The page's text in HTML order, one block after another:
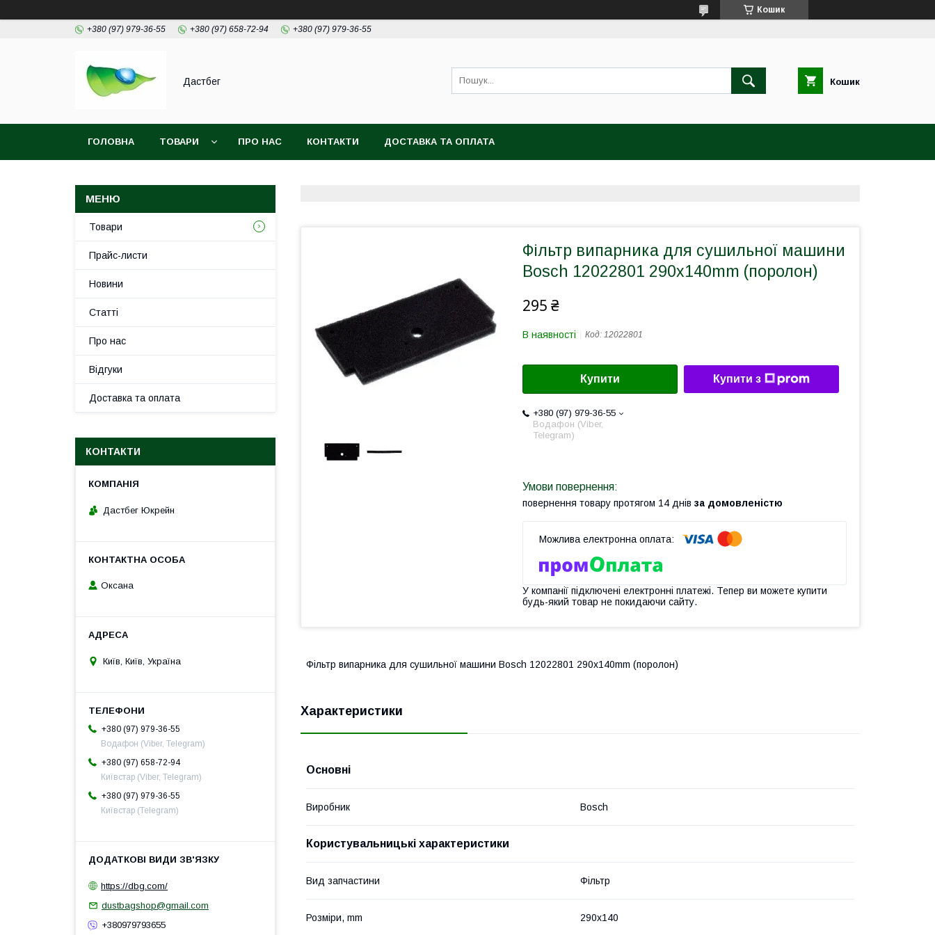
Кошик
+380 (97) 979-36-55 +380 (97) 658-72-94 +380 (97) 979-36-55
Дастбег Кошик
ГОЛОВНА ТОВАРИ ПРО НАС КОНТАКТИ ДОСТАВКА ТА ОПЛАТА
Фільтр випарника для сушильної машини
Bosch 12022801 290x140mm (поролон)
295 ₴
В наявності Код: 12022801
Купити Купити з
+380 (97) 979-36-55
Водафон (Viber,
Telegram)
повернення товару протягом 14 днів за домовленістю
У компанії підключені електронні платежі. Тепер ви можете купити
будь-який товар не покидаючи сайту.
Фільтр випарника для сушильної машини Bosch 12022801 290x140mm (поролон)
Характеристики
Основні
Виробник Bosch
Користувальницькі характеристики
Вид запчастини Фільтр
Розміри, mm 290x140
Товари
Прайс-листи
Новини
Статті
Про нас
Відгуки
Доставка та оплата
КОНТАКТИ
Дастбег Юкрейн
Оксана
Київ, Київ, Україна
+380 (97) 979-36-55
Водафон (Viber, Telegram)
+380 (97) 658-72-94
Київстар (Viber, Telegram)
+380 (97) 979-36-55
Київстар (Telegram)
https://dbg.com/
dustbagshop@gmail.com
+380979793655